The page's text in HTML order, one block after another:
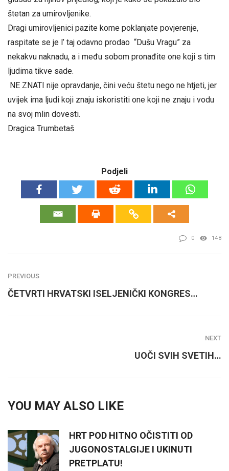
štetan za umirovljenike.
Dragi umirovljenici pazite kome poklanjate povjerenje,
raspitate se je l’ taj odavno prodao “Dušu Vragu” za
nekakvu naknadu, a i među sobom pronađite one koji s tim
ljudima tikve sade.
NE ZNATI nije opravdanje, čini veću štetu nego ne htjeti, jer
uvijek ima ljudi koji znaju iskoristiti one koji ne znaju i vodu
na svoj mlin dovesti.
Dragica Trumbetaš
Podjeli
0 148
PREVIOUS
ČETVRTI HRVATSKI ISELJENIČKI KONGRES…
NEXT
UOČI SVIH SVETIH…
YOU MAY ALSO LIKE
HRT POD HITNO OČISTITI OD
JUGONOSTALGIJE I UKINUTI
PRETPLATU!